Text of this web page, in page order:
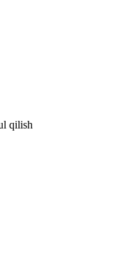
qilish